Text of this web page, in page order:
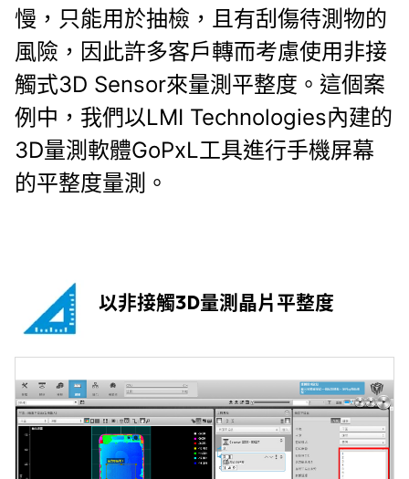
慢，只能用於抽檢，且有刮傷待測物的
風險，因此許多客戶轉而考慮使用非接
觸式3D Sensor來量測平整度。這個案
例中，我們以LMI Technologies內建的
3D量測軟體GoPxL工具進行手機屏幕
的平整度量測。
以非接觸3D量測晶片平整度